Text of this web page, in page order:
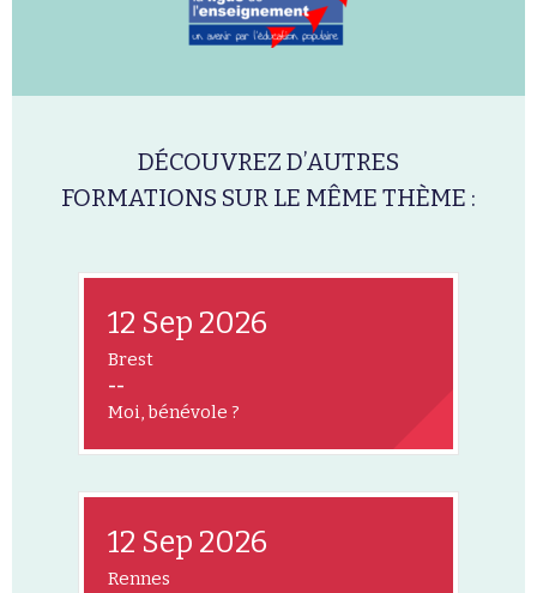
DÉCOUVREZ D’AUTRES
FORMATIONS SUR LE MÊME THÈME :
12 Sep 2026
Brest
--
Moi, bénévole ?
12 Sep 2026
Rennes